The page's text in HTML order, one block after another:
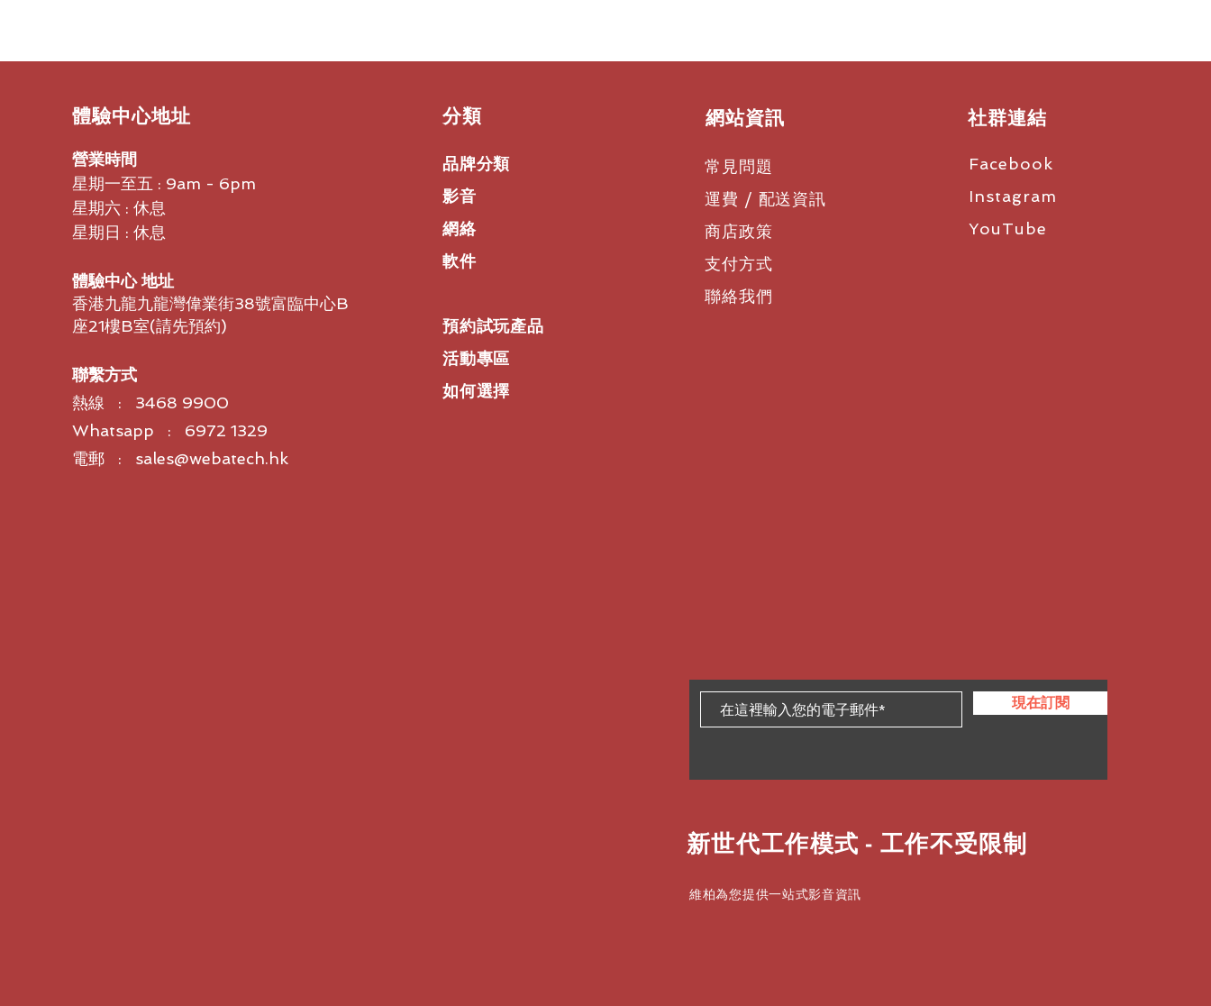
​體驗中心地址
營業時間
星期一至五 : 9am - 6pm
星期六 : 休息
星期日 : 休息
體驗中心 地址
香港九龍九龍灣偉業街38號富臨中心B
座21樓B室​(請先預約)
聯繫方式
熱線 : 3468 9900
Whatsapp : 6972 1329
電郵 : sales@webatech.hk
​分類
品牌分類
影音
網絡
軟件
預約試玩產品
活動專區
如何選擇
​網站資訊
常見問題
運費 / 配送資訊
商店政策
支付方式
聯絡我們
社群連結
Facebook
Instagram
YouTube
現在訂閱
新世代工作模式 - 工作不受限制
維柏為您提供一站式影音資訊